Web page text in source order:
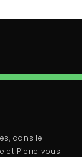
dans le
et Pierre vous